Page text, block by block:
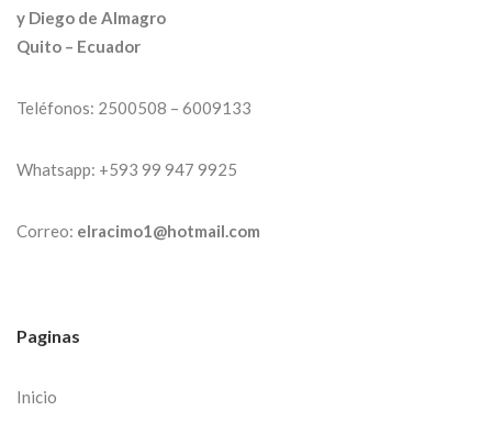
y Diego de Almagro
Quito – Ecuador
Teléfonos: 2500508 – 6009133
Whatsapp: +593 99 947 9925
Correo: elracimo1@hotmail.com
Paginas
Inicio